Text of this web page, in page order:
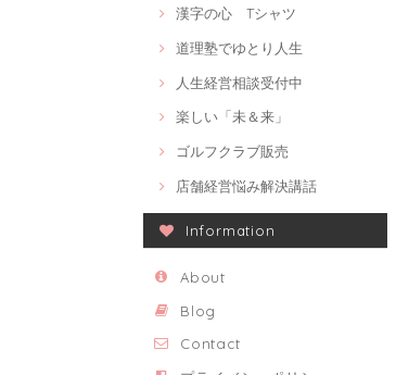
漢字の心 Tシャツ
道理塾でゆとり人生
人生経営相談受付中
楽しい「未＆来」
ゴルフクラブ販売
店舗経営悩み解決講話
Information
About
Blog
Contact